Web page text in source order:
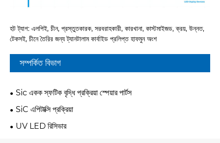
হট ট্যাগ: এলপিই, চীন, প্রস্তুতকারক, সরবরাহকারী, কারখানা, কাস্টমাইজড, ক্রয়, উন্নত,
টেকসই, চীনে তৈরির জন্য ট্যানটালাম কার্বাইড প্রলিপ্ত হাফমুন অংশ
সম্পর্কিত বিভাগ
Sic একক স্ফটিক বৃদ্ধি প্রক্রিয়া স্পেয়ার পার্টস
SiC এপিটাক্সি প্রক্রিয়া
UV LED রিসিভার